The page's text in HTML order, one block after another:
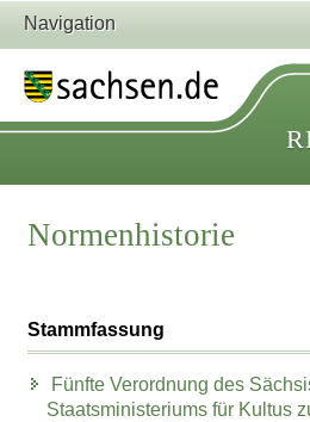
Navigation
Normenhistorie
Stammfassung
Fünfte Verordnung des
Staatsministeriums für Kultus